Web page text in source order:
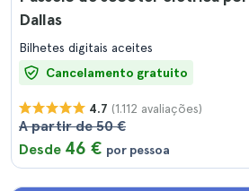
Dallas
Bilhetes digitais aceites
Cancelamento gratuito
4.7 (1.112 avaliações)
A partir de 50 €
Desde 46 € por pessoa